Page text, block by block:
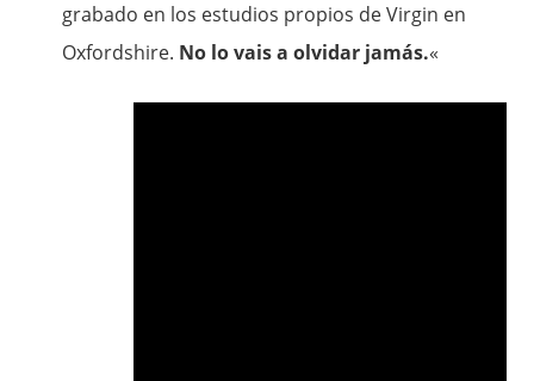
grabado en los estudios propios de Virgin en
Oxfordshire. No lo vais a olvidar jamás.«